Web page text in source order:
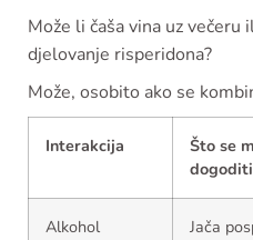
Može li čaša vina uz
djelovanje risperidona?
Može, osobito ako se
Interakcija
Što se
dogoditi
Alkohol
Jača